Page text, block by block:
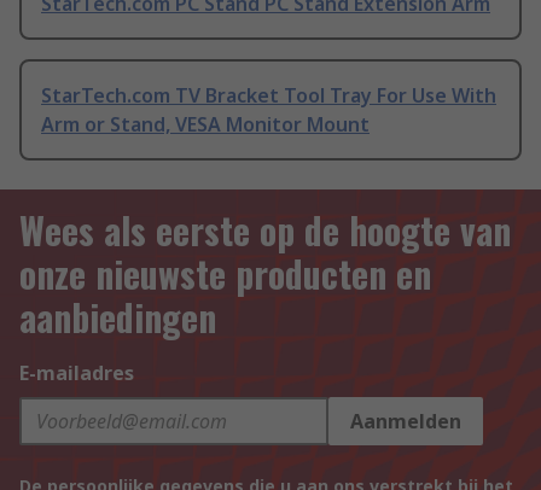
StarTech.com TV Bracket Tool Tray For Use With
Arm or Stand, VESA Monitor Mount
Wees als eerste op de hoogte van
onze nieuwste producten en
aanbiedingen
E-mailadres
Aanmelden